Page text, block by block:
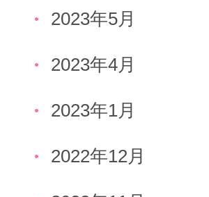
2023年5月
2023年4月
2023年1月
2022年12月